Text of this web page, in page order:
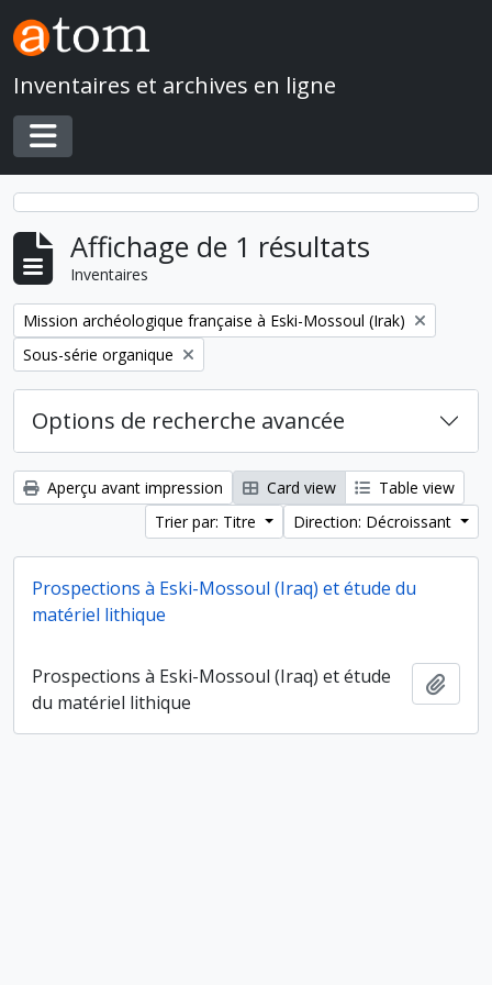
Skip to main content
Inventaires et archives en ligne
Toggle navigation
Affichage de 1 résultats
Inventaires
Remove filter:
Mission archéologique française à Eski-Mossoul (Irak)
Remove filter:
Sous-série organique
Options de recherche avancée
Aperçu avant impression Card view
Table view
Trier par: Titre
Direction: Décroissant
Prospections à Eski-Mossoul (Iraq) et étude du
matériel lithique
Prospections à Eski-Mossoul (Iraq) et étude
du matériel lithique